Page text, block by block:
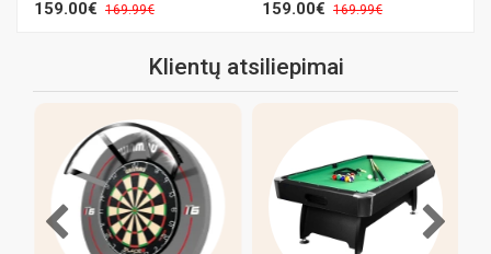
159.00€ 169.99€ 159.00€ 169.99€
Klientų atsiliepimai